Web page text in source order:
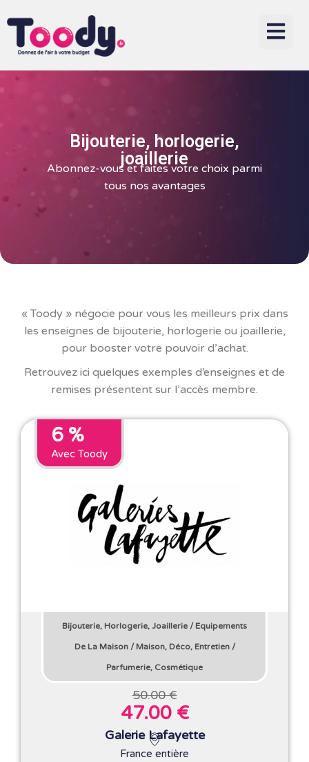
Bijouterie, horlogerie,
joaillerie
Abonnez-vous et faites votre choix parmi
tous nos avantages
« Toody » négocie pour vous les meilleurs prix dans
les enseignes de bijouterie, horlogerie ou joaillerie,
pour booster votre pouvoir d’achat.
Retrouvez ici quelques exemples d’enseignes et de
remises présentent sur l’accès membre.
6 %
Avec Toody
Bijouterie, Horlogerie, Joaillerie / Equipements
De La Maison/ Maison, Déco, Entretien/
Parfumerie, Cosmétique
50.00 €
47.00 €
Galerie Lafayette
France entière